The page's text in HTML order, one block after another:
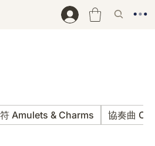
Amulets & Charms 協奏曲